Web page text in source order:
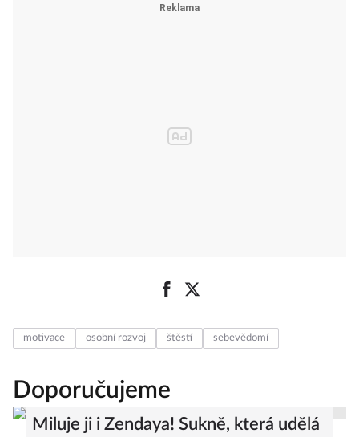
motivace osobní rozvoj štěstí sebevědomí
Doporučujeme
Miluje ji i Zendaya! Sukně, která udělá